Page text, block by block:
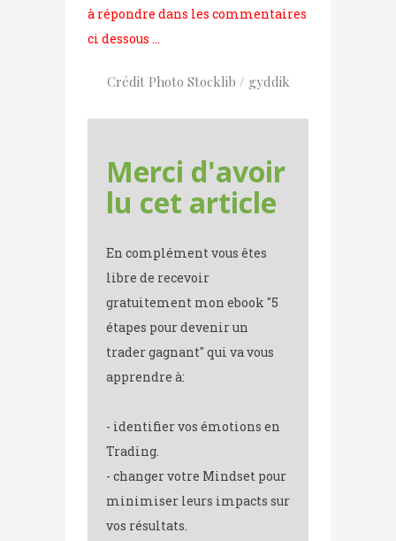
à répondre dans les commentaires
ci dessous …
Crédit Photo Stocklib / gyddik
Merci d'avoir
lu cet article
En complément vous êtes
libre de recevoir
gratuitement mon ebook "5
étapes pour devenir un
trader gagnant" qui va vous
apprendre à:
- identifier vos émotions en
Trading.
- changer votre Mindset pour
minimiser leurs impacts sur
vos résultats.